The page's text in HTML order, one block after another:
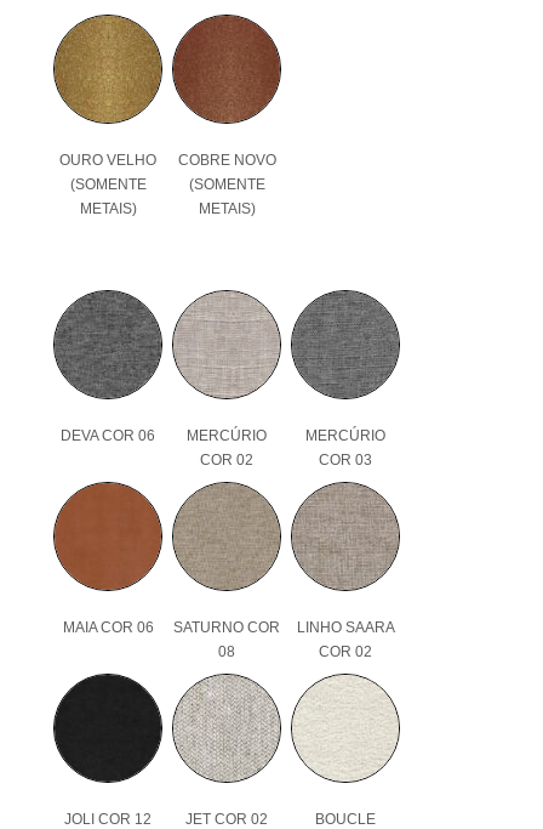
OURO VELHO
(SOMENTE
METAIS)
COBRE NOVO
(SOMENTE
METAIS)
DEVA COR 06
MERCÚRIO
COR 02
MERCÚRIO
COR 03
MAIA COR 06
SATURNO COR
08
LINHO SAARA
COR 02
JOLI COR 12 JET COR 02
BOUCLE